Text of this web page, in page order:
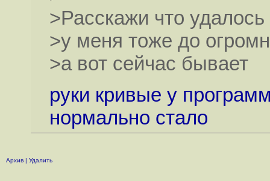
>Расскажи что удалось
>у меня тоже до
>а вот сейчас бывает
руки кривые у
нормально стало
Архив | Удалить